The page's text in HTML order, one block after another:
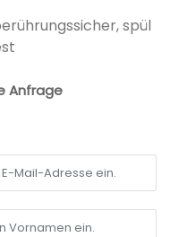
spül
Anfrage